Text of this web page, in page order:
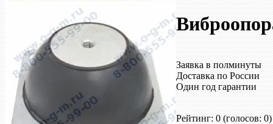
Заявка в полминуты
Доставка по России
Один год гарантии
Рейтинг: 0 (голосов: 0)